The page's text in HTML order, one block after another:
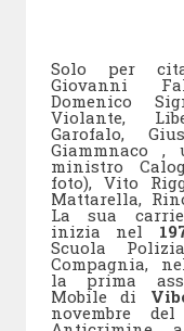
Solo per
Giovanni
Domenico
Violante,
Garofalo,
ministro
foto), Vito
Mattarella,
La sua
inizia nel
Scuola
Compagnia,
la prima
Mobile di
novembre del